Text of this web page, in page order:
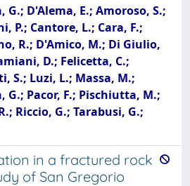
G.; D'Alema, E.; Amoroso, S.;
P.; Cantore, L.; Cara, F.;
R.; D'Amico, M.; Di Giulio,
D.; Felicetta, C.;
S.; Luzi, L.; Massa, M.;
G.; Pacor, F.; Pischiutta, M.;
Riccio, G.; Tarabusi, G.;
in a fractured rock
of San Gregorio